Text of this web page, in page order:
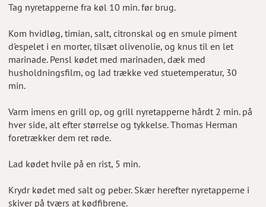
Tag nyretapperne fra køl 10 min. før brug.
Kom hvidløg, timian, salt, citronskal og en smule piment
d'espelet i en morter, tilsæt olivenolie, og knus til en let
marinade. Pensl kødet med marinaden, dæk med
husholdningsfilm, og lad trække ved stuetemperatur, 30
min.
Varm imens en grill op, og grill nyretapperne hårdt 2 min. på
hver side, alt efter størrelse og tykkelse. Thomas Herman
foretrækker dem ret røde.
Lad kødet hvile på en rist, 5 min.
Krydr kødet med salt og peber. Skær herefter nyretapperne i
skiver på tværs at kødfibrene.